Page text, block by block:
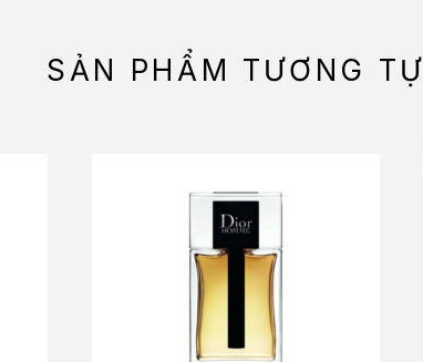
SẢN PHẨM TƯƠNG TỰ